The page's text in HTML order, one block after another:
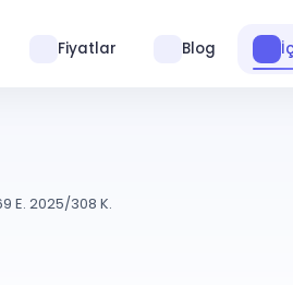
Fiyatlar Blog
E. 2025/308 K.